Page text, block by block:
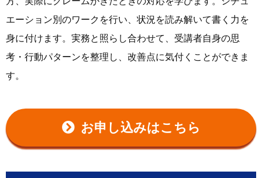
エーション別のワークを行い、状況を読み解いて書く力を
身に付けます。実務と照らし合わせて、受講者自身の思
考・行動パターンを整理し、改善点に気付くことができま
す。
お申し込みはこちら